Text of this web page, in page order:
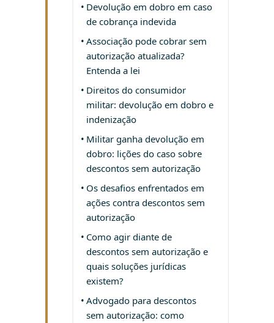
Devolução em dobro em caso
de cobrança indevida
Associação pode cobrar sem
autorização atualizada?
Entenda a lei
Direitos do consumidor
militar: devolução em dobro e
indenização
Militar ganha devolução em
dobro: lições do caso sobre
descontos sem autorização
Os desafios enfrentados em
ações contra descontos sem
autorização
Como agir diante de
descontos sem autorização e
quais soluções jurídicas
existem?
Advogado para descontos
sem autorização: como